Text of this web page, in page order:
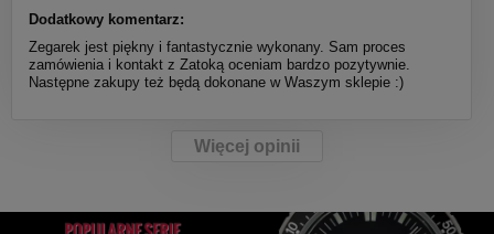
Dodatkowy komentarz:
Zegarek jest piękny i fantastycznie wykonany. Sam proces
zamówienia i kontakt z Zatoką oceniam bardzo pozytywnie.
Następne zakupy też będą dokonane w Waszym sklepie :)
Więcej opinii